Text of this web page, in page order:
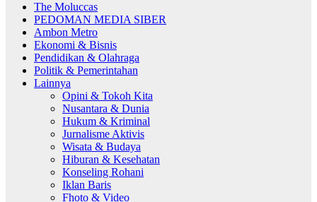
The Moluccas
PEDOMAN MEDIA SIBER
Ambon Metro
Ekonomi & Bisnis
Pendidikan & Olahraga
Politik & Pemerintahan
Lainnya
Opini & Tokoh Kita
Nusantara & Dunia
Hukum & Kriminal
Jurnalisme Aktivis
Wisata & Budaya
Hiburan & Kesehatan
Konseling Rohani
Iklan Baris
Fhoto & Video